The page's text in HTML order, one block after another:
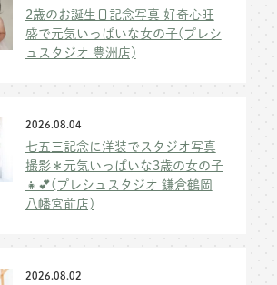
2歳のお誕生日記念写真 好奇心旺
盛で元気いっぱいな女の子(プレシ
ュスタジオ 豊洲店)
2026.08.04
七五三記念に洋装でスタジオ写真
撮影＊元気いっぱいな3歳の女の子
👧💕(プレシュスタジオ 鎌倉鶴岡
八幡宮前店)
2026.08.02